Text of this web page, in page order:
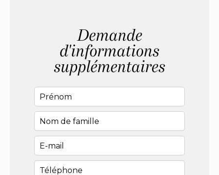
Demande
d'informations
supplémentaires